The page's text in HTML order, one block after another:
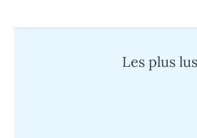
Les plus lus